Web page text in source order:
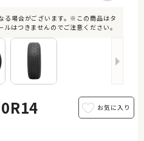
る場合がございます。※この商品はタ
はつきませんのでご注意ください。